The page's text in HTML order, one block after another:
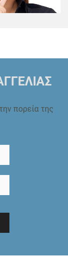
πορεία της